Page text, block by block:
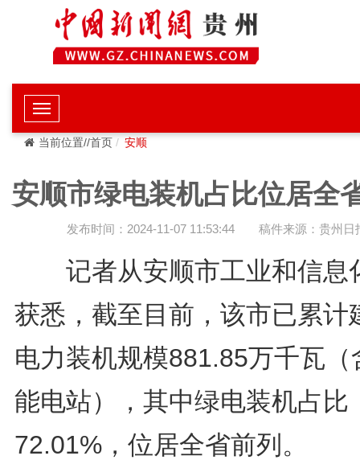
当前位置//首页 安顺
安顺市绿电装机占比位居全
发布时间：2024-11-07 11:53:44 稿件来源：贵州日
记者从安顺市工业和信息
获悉，截至目前，该市已累计
电力装机规模881.85万千瓦（
能电站），其中绿电装机占比
72.01%，位居全省前列。